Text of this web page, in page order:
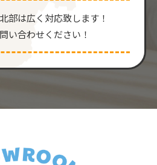
部は広く対応致します！
い合わせください！